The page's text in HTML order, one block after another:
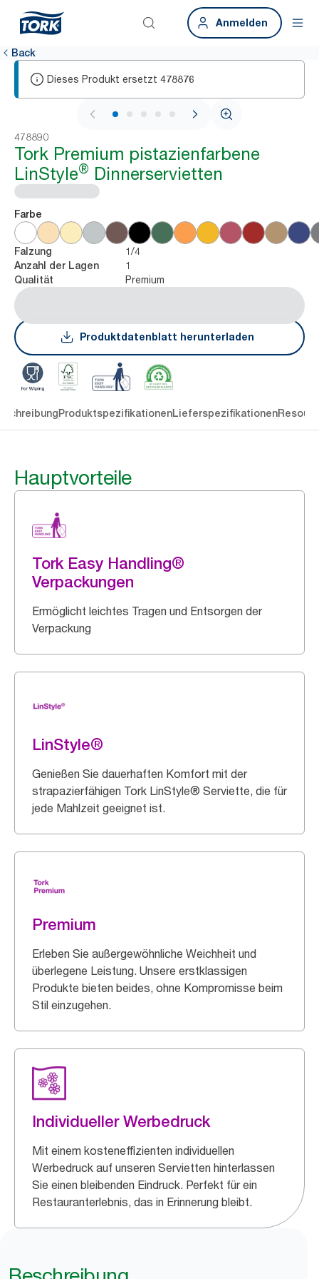
Anmelden
Back
Dieses Produkt ersetzt 478876
1 / 5
478890
Tork Premium pistazienfarbene
LinStyle® Dinnerservietten
Farbe
Falzung 1/4
Anzahl der Lagen 1
Qualität Premium
Produktdatenblatt herunterladen
ProduktspezifikationenLieferspezifikationen
Hauptvorteile
Tork Easy Handling®
Verpackungen
Ermöglicht leichtes Tragen und Entsorgen der
Verpackung
LinStyle®
Genießen Sie dauerhaften Komfort mit der
strapazierfähigen Tork LinStyle® Serviette, die für
jede Mahlzeit geeignet ist.
Premium
Erleben Sie außergewöhnliche Weichheit und
überlegene Leistung. Unsere erstklassigen
Produkte bieten beides, ohne Kompromisse beim
Stil einzugehen.
Individueller Werbedruck
Mit einem kosteneffizienten individuellen
Werbedruck auf unseren Servietten hinterlassen
Sie einen bleibenden Eindruck. Perfekt für ein
Restauranterlebnis, das in Erinnerung bleibt.